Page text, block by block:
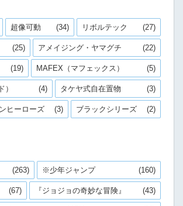
超像可動 (34) リボルテック (27)
(25) アメイジング・ヤマグチ (22)
(19) MAFEX（マフェックス） (5)
(4) タケヤ式自在置物 (3)
ヒーローズ (3) ブラックシリーズ (2)
(263) ※少年ジャンプ (160)
(67) 『ジョジョの奇妙な冒険』 (43)